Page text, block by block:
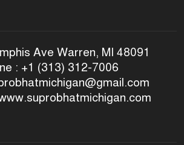
Ave Warren, MI 48091
: +1 (313) 312-7006